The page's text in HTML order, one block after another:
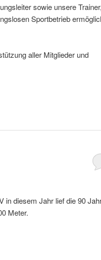
sowie unsere
Sportbetrieb
aller Mitglieder und
in diesem Jahr lief die 90
Meter.